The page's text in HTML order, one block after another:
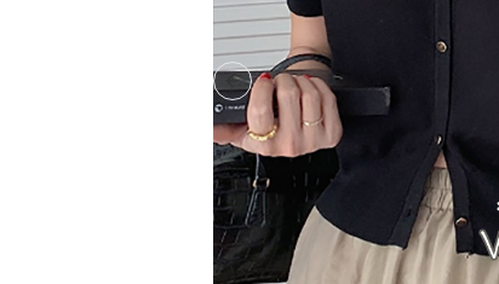
Previous slide